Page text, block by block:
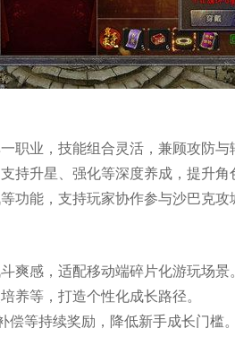
职业，技能组合灵活，兼顾攻防与
持升星、强化等深度养成，提升角
功能，支持玩家协作参与沙巴克攻
爽感，适配移动端碎片化游玩场景
养等，打造个性化成长路径。
等持续奖励，降低新手成长门槛。